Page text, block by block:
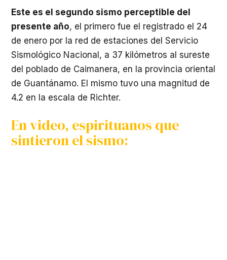
Este es el segundo sismo perceptible del
presente año, el primero fue el registrado el 24
de enero por la red de estaciones del Servicio
Sismológico Nacional, a 37 kilómetros al sureste
del poblado de Caimanera, en la provincia oriental
de Guantánamo. El mismo tuvo una magnitud de
4.2 en la escala de Richter.
En video, espirituanos que
sintieron el sismo: